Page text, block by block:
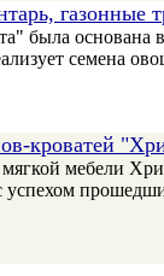
газонные
была основана
семена
кроватей
мягкой мебели
успехом